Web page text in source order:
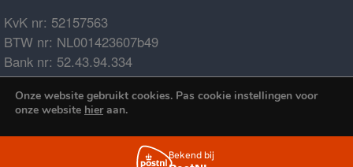
KvK nr: 52157563
BTW nr: NL001423607b49
Bank nr: 52.43.94.334
IBAN: NL68ABNA0524394334
BIC: ABNANL2A
Onze website gebruikt cookies. Pas cookie instellingen voor
onze website hieraan.